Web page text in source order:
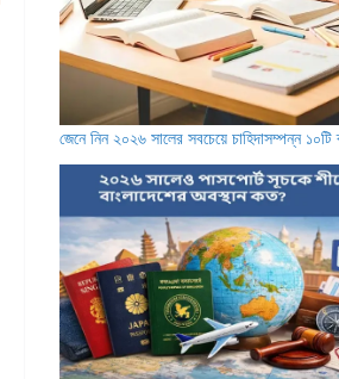
জেনে নিন ২০২৬ সালের সবচেয়ে চাহিদাসম্পন্ন ১০টি